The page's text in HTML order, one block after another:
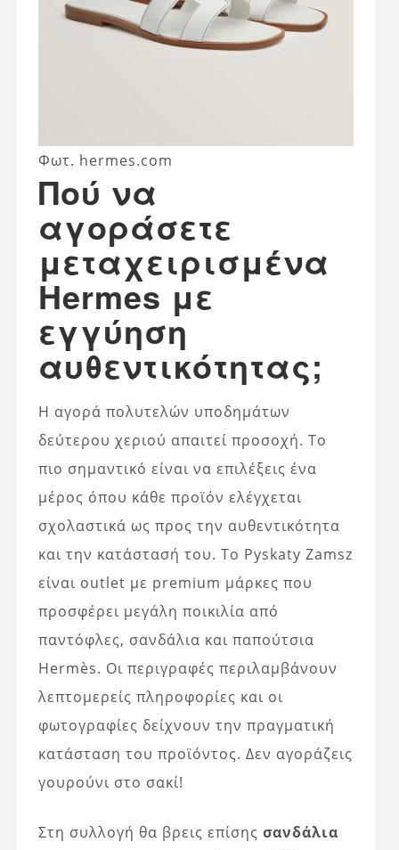
Φωτ. hermes.com
Πού να
αγοράσετε
μεταχειρισμένα
Hermes με
εγγύηση
αυθεντικότητας;
Η αγορά πολυτελών υποδημάτων
δεύτερου χεριού απαιτεί προσοχή. Το
πιο σημαντικό είναι να επιλέξεις ένα
μέρος όπου κάθε προϊόν ελέγχεται
σχολαστικά ως προς την αυθεντικότητα
και την κατάστασή του. Το Pyskaty Zamsz
είναι outlet με premium μάρκες που
προσφέρει μεγάλη ποικιλία από
παντόφλες, σανδάλια και παπούτσια
Hermès. Οι περιγραφές περιλαμβάνουν
λεπτομερείς πληροφορίες και οι
φωτογραφίες δείχνουν την πραγματική
κατάσταση του προϊόντος. Δεν αγοράζεις
γουρούνι στο σακί!
Στη συλλογή θα βρεις επίσης σανδάλια